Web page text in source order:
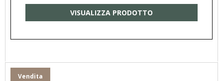
VISUALIZZA PRODOTTO
Vendita